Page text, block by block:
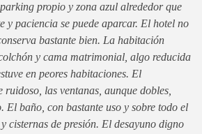
propio y zona azul alrededor que
y paciencia se puede aparcar. El hotel no
bastante bien. La habitación
y cama matrimonial, algo reducida
en peores habitaciones. El
las ventanas, aunque dobles,
El baño, con bastante uso y sobre todo el
cisternas de presión. El desayuno digno